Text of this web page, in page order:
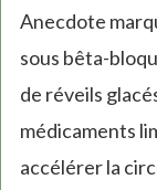
Anecdote
sous bêta-
de réveils
médicaments
accélérer la